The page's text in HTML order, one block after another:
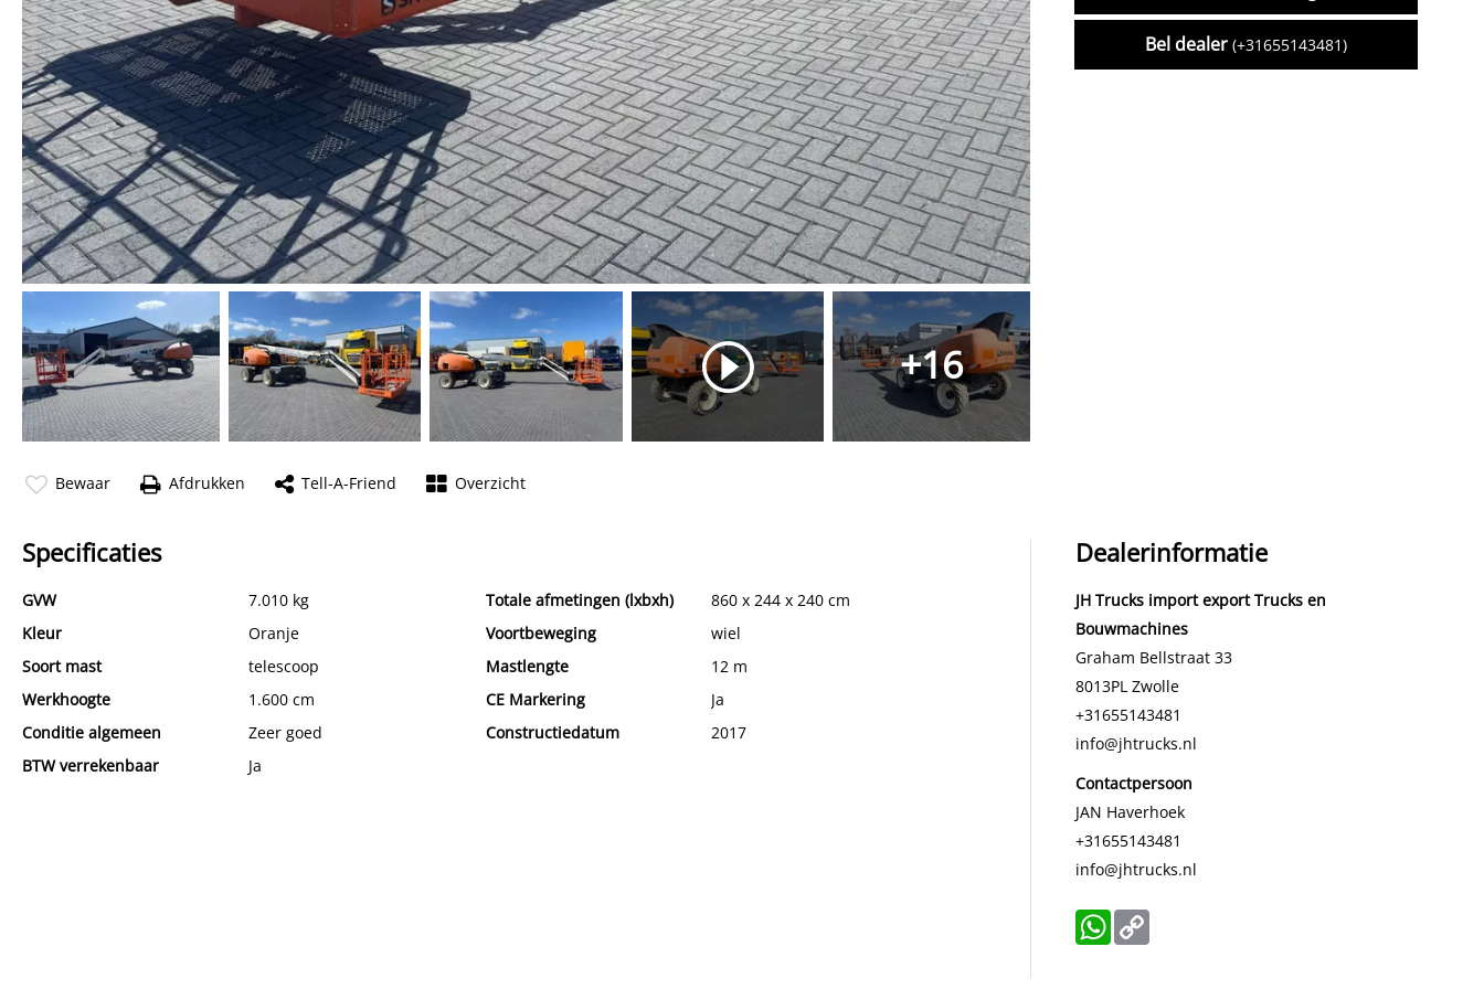
+16
Bel dealer (+31655143481)
Bewaar Afdrukken Tell-A-Friend Overzicht
Specificaties
GVW 7.010 kg Totale afmetingen (lxbxh)
860 x 244 x 240 cm
Kleur
Oranje Voortbeweging
wiel
Soort mast
telescoop Mastlengte
12 m
Werkhoogte
1.600 cm CE Markering
Ja
Conditie algemeen
Zeer goed Constructiedatum
2017
BTW verrekenbaar
Ja
Dealerinformatie
JH Trucks import export Trucks en
Bouwmachines
Graham Bellstraat 33
8013PL Zwolle
+31655143481
info@jhtrucks.nl
Contactpersoon
JAN Haverhoek
+31655143481
info@jhtrucks.nl
WhatsApp